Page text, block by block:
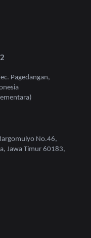
Pagedangan,
No.46,
Jawa Timur 60183,